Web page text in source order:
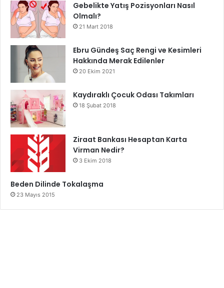
Gebelikte Yatış Pozisyonları Nasıl
Olmalı?
21 Mart 2018
Ebru Gündeş Saç Rengi ve Kesimleri
Hakkında Merak Edilenler
20 Ekim 2021
Kaydıraklı Çocuk Odası Takımları
18 Şubat 2018
Ziraat Bankası Hesaptan Karta
Virman Nedir?
3 Ekim 2018
Beden Dilinde Tokalaşma
23 Mayıs 2015